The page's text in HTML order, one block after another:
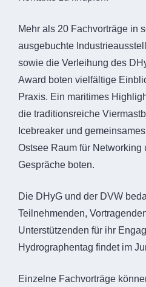
Mehr als 20 Fachvorträge in
ausgebuchte
sowie die Verleihung des
Award boten vielfältige
Praxis. Ein maritimes
die traditionsreiche
Icebreaker und
Ostsee Raum für Networking
Gespräche boten.
Die DHyG und der DVW
Teilnehmenden,
Unterstützenden für ihr
Hydrographentag findet im
Einzelne Fachvorträge